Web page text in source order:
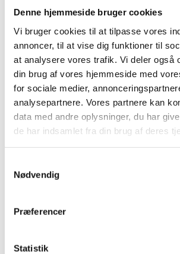
Denne hjemmeside bruger cookies
Vi bruger cookies til at tilpasse vores
annoncer, til at vise dig funktioner til
at analysere vores trafik. Vi deler også
din brug af vores hjemmeside med
for sociale medier,
analysepartnere. Vores partnere kan
data med andre oplysninger, du har
de har indsamlet fra din brug af deres
Nødvendig
Præferencer
Statistik
Grundlæggende
kriterier for
tandimplantater
både god oral og generel sundhed.
dig:
Tilstrækkeligt kæbeben: For at